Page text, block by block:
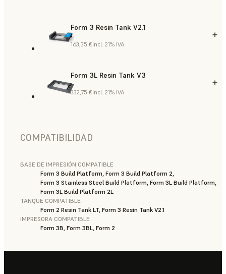
Form 3 Resin Tank V2.1
163,35 €incl. 21% IVA
Form 3L Resin Tank V3
332,75 €incl. 21% IVA
COMPATIBILIDAD
BASE DE IMPRESIÓN COMPATIBLE
Form 3 Build Platform, Form 3 Build Platform 2,
Form 3 Stainless Steel Build Platform, Form 3L Build Platform,
Form 3L Build Platform 2L
TANQUE COMPATIBLE
Form 2 Resin Tank LT, Form 3 Resin Tank V2.1
IMPRESORA COMPATIBLE
Form 3B, Form 3BL, Form 2